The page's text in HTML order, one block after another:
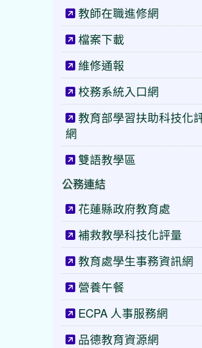
教師在職進修網
檔案下載
維修通報
校務系統入口網
教育部學習扶助科技化
網
雙語教學區
公務連結
花蓮縣政府教育處
補救教學科技化評量
教育處學生事務資訊網
營養午餐
ECPA 人事服務網
品德教育資源網